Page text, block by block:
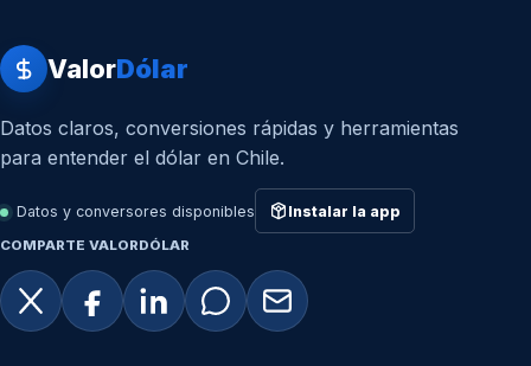
ValorDólar
Datos claros, conversiones rápidas y herramientas
para entender el dólar en Chile.
Datos y conversores disponibles Instalar la app
COMPARTE VALORDÓLAR